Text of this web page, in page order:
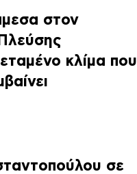
στον
κλίμα που
σε